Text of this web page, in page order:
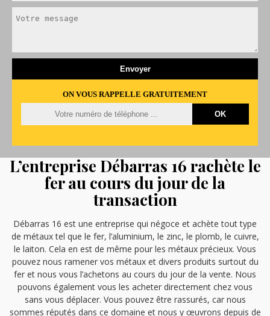
ON VOUS RAPPELLE GRATUITEMENT
L’entreprise Débarras 16 rachète le
fer au cours du jour de la
transaction
Débarras 16 est une entreprise qui négoce et achète tout type
de métaux tel que le fer, l’aluminium, le zinc, le plomb, le cuivre,
le laiton. Cela en est de même pour les métaux précieux. Vous
pouvez nous ramener vos métaux et divers produits surtout du
fer et nous vous l’achetons au cours du jour de la vente. Nous
pouvons également vous les acheter directement chez vous
sans vous déplacer. Vous pouvez être rassurés, car nous
sommes réputés dans ce domaine et nous y œuvrons depuis de